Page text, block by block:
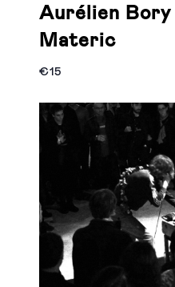
Aurélien
Materic
€15